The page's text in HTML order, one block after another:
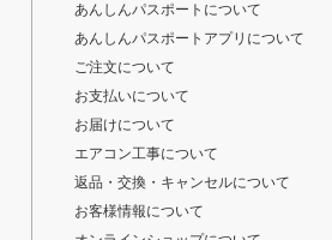
あんしんパスポートについて
あんしんパスポートアプリについて
ご注文について
お支払いについて
お届けについて
エアコン工事について
返品・交換・キャンセルについて
お客様情報について